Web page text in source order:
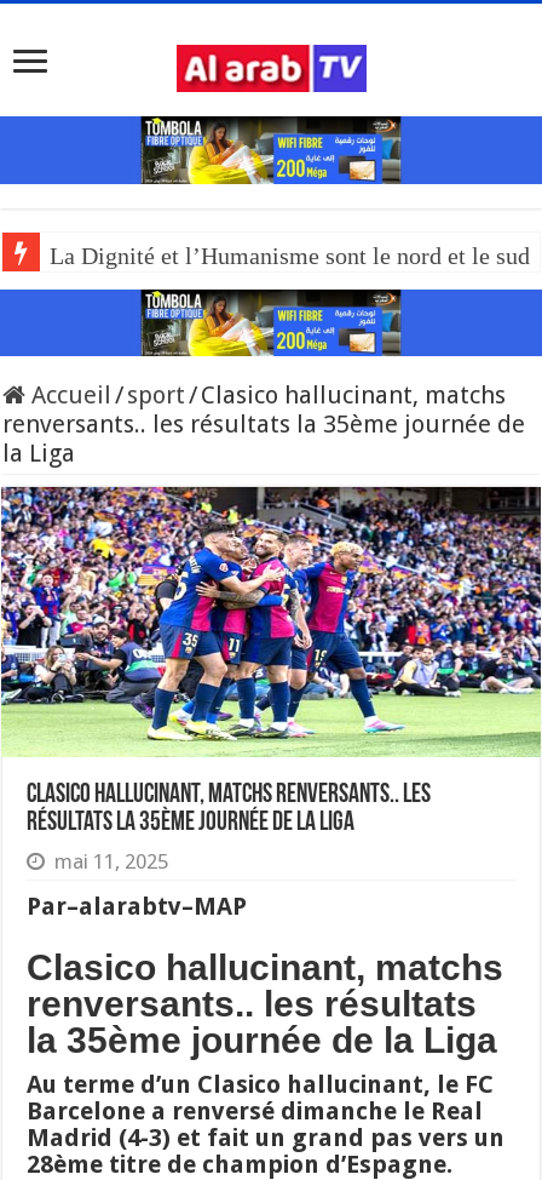
La Dignité et l’Humanisme sont le nord et le
Accueil /sport/Clasico hallucinant, matchs
renversants.. les résultats la 35ème journée de
la Liga
Clasico hallucinant, matchs renversants.. les
résultats la 35ème journée de la Liga
mai 11, 2025
Par–alarabtv–MAP
Clasico hallucinant, matchs
renversants.. les résultats
la 35ème journée de la Liga
Au terme d’un Clasico hallucinant, le FC
Barcelone a renversé dimanche le Real
Madrid (4-3) et fait un grand pas vers un
28ème titre de champion d’Espagne.